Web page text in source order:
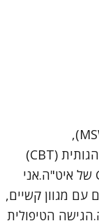
שמי ורוניקה, עובדת סוציאלית קלינית (MSW),
פסיכותרפיסטית ומטפלת קוגניטיבית-התנהגותית (CBT)
מוסמכת, בתהליך הסמכה להדרכה ב-CBT של איט"ה.אני
18 המתמודדים עם מגוון קשיים,
הטיפולית